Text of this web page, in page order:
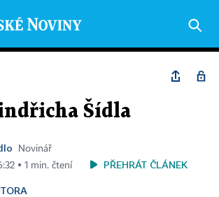
Šídla
Novinář
▪ 1 min. čtení
PŘEHRÁT ČLÁNEK